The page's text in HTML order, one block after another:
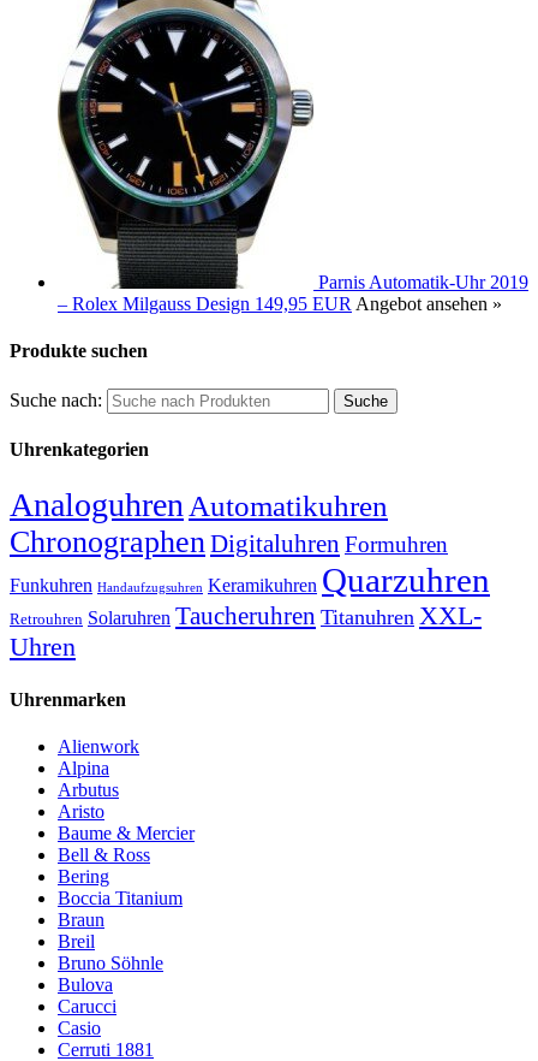
Parnis Automatik-Uhr 2019
– Rolex Milgauss Design 149,95 EUR Angebot ansehen »
Produkte suchen
Suche nach:
Uhrenkategorien
Analoguhren Automatikuhren
ChronographenDigitaluhren Formuhren
Funkuhren Handaufzugsuhren Keramikuhren Quarzuhren
Retrouhren Solaruhren Taucheruhren Titanuhren XXL-
Uhren
Uhrenmarken
Alienwork
Alpina
Arbutus
Aristo
Baume & Mercier
Bell & Ross
Bering
Boccia Titanium
Braun
Breil
Bruno Söhnle
Bulova
Carucci
Casio
Cerruti 1881